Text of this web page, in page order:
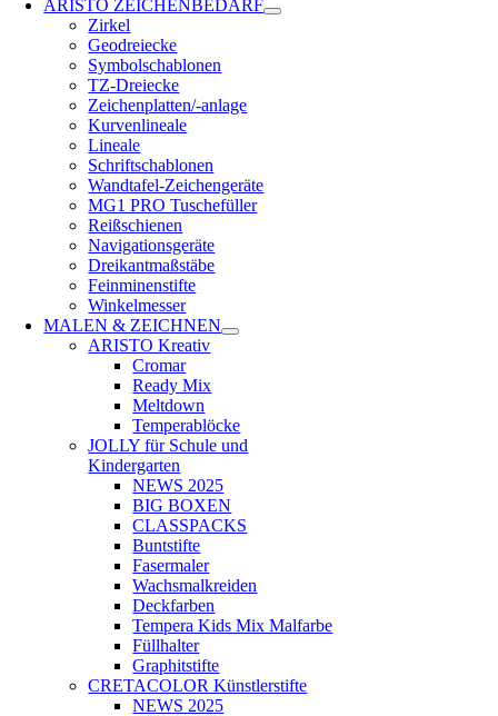
ARISTO ZEICHENBEDARF
Zirkel
Geodreiecke
Symbolschablonen
TZ-Dreiecke
Zeichenplatten/-anlage
Kurvenlineale
Lineale
Schriftschablonen
Wandtafel-Zeichengeräte
MG1 PRO Tuschefüller
Reißschienen
Navigationsgeräte
Dreikantmaßstäbe
Feinminenstifte
Winkelmesser
MALEN & ZEICHNEN
ARISTO Kreativ
Cromar
Ready Mix
Meltdown
Temperablöcke
JOLLY für Schule und
Kindergarten
NEWS 2025
BIG BOXEN
CLASSPACKS
Buntstifte
Fasermaler
Wachsmalkreiden
Deckfarben
Tempera Kids Mix Malfarbe
Füllhalter
Graphitstifte
CRETACOLOR Künstlerstifte
NEWS 2025